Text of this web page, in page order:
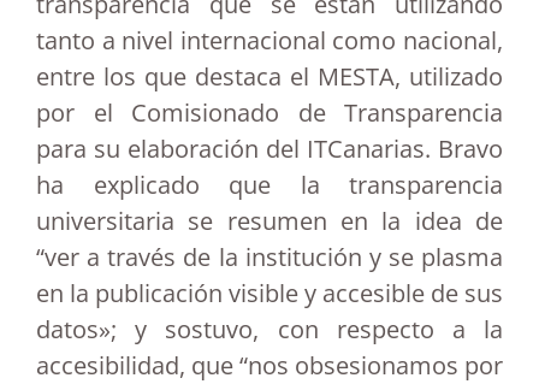
tanto a nivel internacional como nacional,
entre los que destaca el MESTA, utilizado
por el Comisionado de Transparencia
para su elaboración del ITCanarias. Bravo
ha explicado que la transparencia
universitaria se resumen en la idea de
“ver a través de la institución y se plasma
en la publicación visible y accesible de sus
datos»; y sostuvo, con respecto a la
accesibilidad, que “nos obsesionamos por